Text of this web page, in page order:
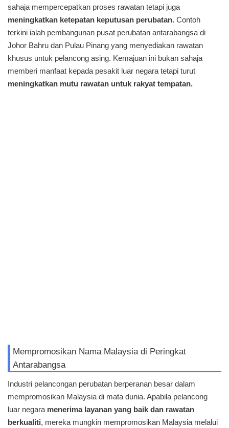
sahaja mempercepatkan proses rawatan tetapi juga
meningkatkan ketepatan keputusan perubatan. Contoh
terkini ialah pembangunan pusat perubatan antarabangsa di
Johor Bahru dan Pulau Pinang yang menyediakan rawatan
khusus untuk pelancong asing. Kemajuan ini bukan sahaja
memberi manfaat kepada pesakit luar negara tetapi turut
meningkatkan mutu rawatan untuk rakyat tempatan.
Mempromosikan Nama Malaysia di Peringkat
Antarabangsa
Industri pelancongan perubatan berperanan besar dalam
mempromosikan Malaysia di mata dunia. Apabila pelancong
luar negara menerima layanan yang baik dan rawatan
berkualiti, mereka mungkin mempromosikan Malaysia melalui